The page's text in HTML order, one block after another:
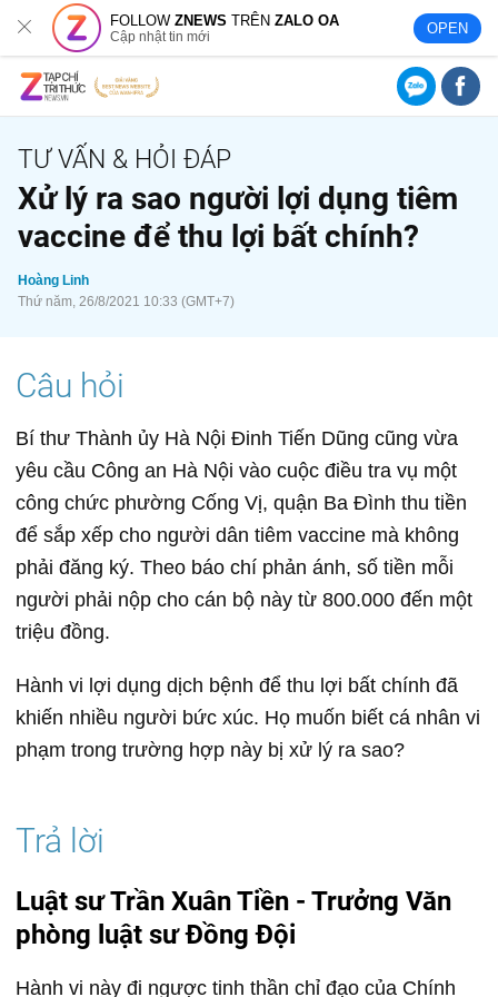
FOLLOWZNEWS TRÊNZALO OA
Cập nhật tin mới OPEN
Xử lý ra sao người lợi dụng tiêm
vaccine để thu lợi bất chính?
Hoàng Linh
Thứ năm, 26/8/2021 10:33 (GMT+7)
Bí thư Thành ủy Hà Nội Đinh Tiến Dũng cũng vừa
yêu cầu Công an Hà Nội vào cuộc điều tra vụ một
công chức phường Cống Vị, quận Ba Đình thu tiền
để sắp xếp cho người dân tiêm vaccine mà không
phải đăng ký. Theo báo chí phản ánh, số tiền mỗi
người phải nộp cho cán bộ này từ 800.000 đến một
triệu đồng.
Hành vi lợi dụng dịch bệnh để thu lợi bất chính đã
khiến nhiều người bức xúc. Họ muốn biết cá nhân vi
phạm trong trường hợp này bị xử lý ra sao?
Luật sư Trần Xuân Tiền - Trưởng Văn
phòng luật sư Đồng Đội
Hành vi này đi ngược tinh thần chỉ đạo của Chính